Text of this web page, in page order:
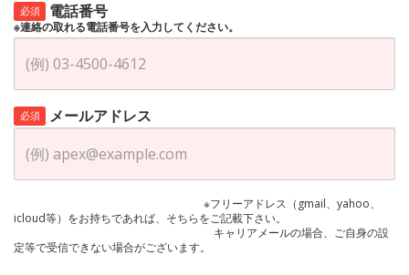
必須 電話番号
※連絡の取れる電話番号を入力してください。
必須 メールアドレス
※フリーアドレス（gmail、yahoo、
icloud等）をお持ちであれば、そちらをご記載下さい。
キャリアメールの場合、ご自身の設
定等で受信できない場合がございます。